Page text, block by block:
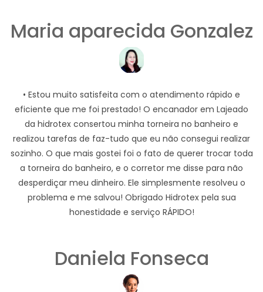
Maria aparecida Gonzalez
• Estou muito satisfeita com o atendimento rápido e
eficiente que me foi prestado! O encanador em Lajeado
da hidrotex consertou minha torneira no banheiro e
realizou tarefas de faz-tudo que eu não consegui realizar
sozinho. O que mais gostei foi o fato de querer trocar toda
a torneira do banheiro, e o corretor me disse para não
desperdiçar meu dinheiro. Ele simplesmente resolveu o
problema e me salvou! Obrigado Hidrotex pela sua
honestidade e serviço RÁPIDO!
Daniela Fonseca